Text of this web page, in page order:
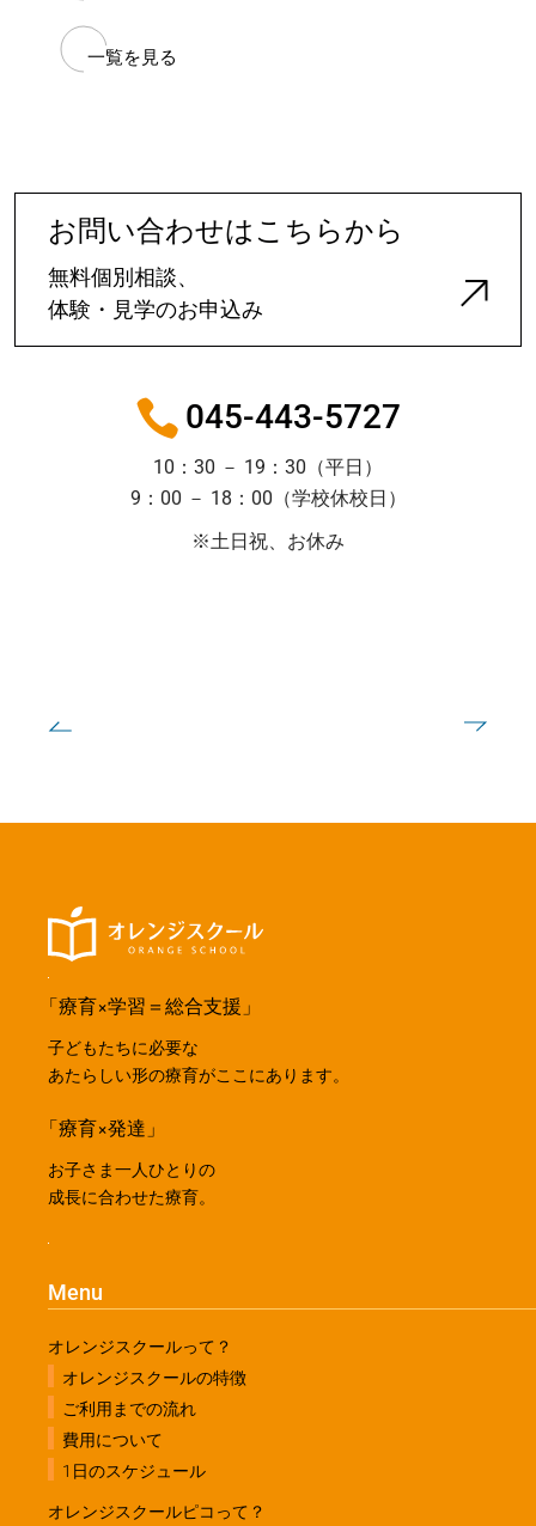
一覧を見る
お問い合わせはこちらから
無料個別相談、
体験・見学のお申込み
045-443-5727
10：30 － 19：30（平日）
9：00 － 18：00（学校休校日）
※土日祝、お休み
「療育×学習＝総合支援」
子どもたちに必要な
あたらしい形の療育がここにあります。
「療育×発達」
お子さま一人ひとりの
成長に合わせた療育。
Menu
オレンジスクールって？
オレンジスクールの特徴
ご利用までの流れ
費用について
1日のスケジュール
オレンジスクールピコって？